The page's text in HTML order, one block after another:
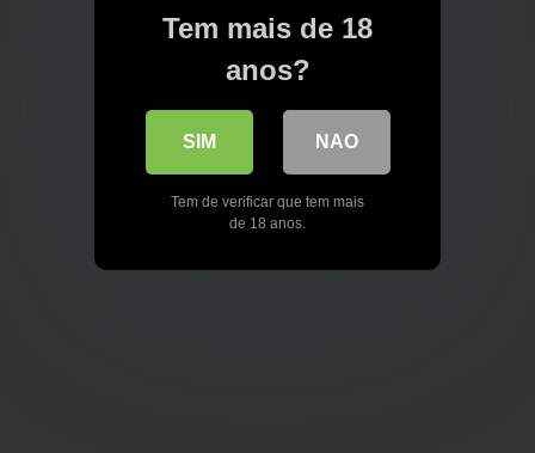
Tem mais de 18
anos?
SIM NAO
Tem de verificar que tem mais
de 18 anos.